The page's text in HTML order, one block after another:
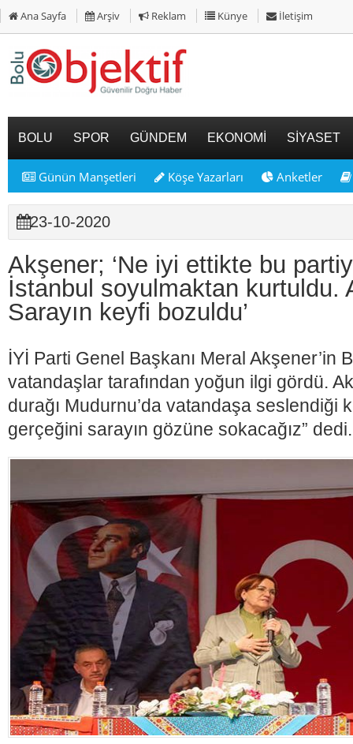
Ana Sayfa Arşiv Reklam Künye İletişim
BOLU SPOR GÜNDEM EKONOMİ SİYASET
Günün Manşetleri Köşe Yazarları Anketler
23-10-2020
Akşener; ‘Ne iyi ettikte bu
İstanbul soyulmaktan kurtuldu.
Sarayın keyfi bozuldu’
İYİ Parti Genel Başkanı Meral Akşener’in
vatandaşlar tarafından yoğun ilgi gördü.
durağı Mudurnu’da vatandaşa seslendiği
gerçeğini sarayın gözüne sokacağız” dedi.